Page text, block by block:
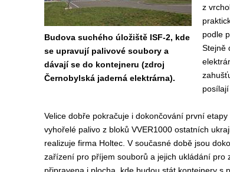
Budova suchého úložiště ISF-2, kde
se upravují palivové soubory a
dávají se do kontejneru (zdroj
Černobylská jaderná elektrárna).
z
podle
Stejně
posílají
Velice dobře pokračuje i dokončování první
vyhořelé palivo z bloků VVER1000 ostatních
realizuje firma Holtec. V současné době jsou
zařízení pro příjem souborů a jejich ukládání pro